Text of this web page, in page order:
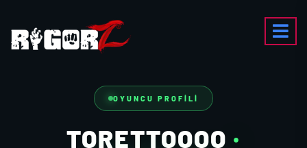
OYUNCU PROFILI
TORETTOOOO ·